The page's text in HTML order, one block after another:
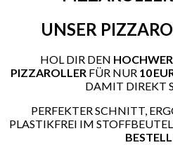
UNSER
HOL DIR DEN
PIZZAROLLER FÜR NUR 10
DAMIT DIREKT
PERFEKTER SCHNITT,
PLASTIKFREI IM